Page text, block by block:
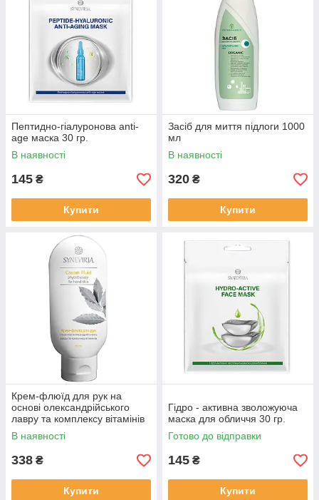
Пептидно-гіалуронова anti-
age маска 30 гр.
В наявності
145 ₴
Купити
Засіб для миття підлоги 1000
мл
В наявності
320 ₴
Купити
Крем-флюїд для рук на
основі олександрійського
лавру та комплексу вітамінів
115 мл.
В наявності
338 ₴
Купити
Гідро - активна зволожуюча
маска для обличчя 30 гр.
Готово до відправки
145 ₴
Купити